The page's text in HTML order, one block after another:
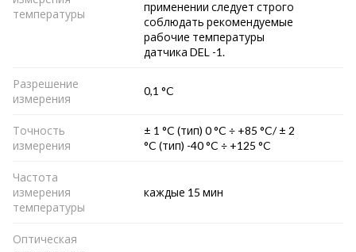
температуры
применении следует строго
соблюдать рекомендуемые
рабочие температуры
датчика DEL -1.
Разрешение
измерения
0,1 °C
Точность
измерения
± 1 °C (тип) 0 °C ÷ +85 °C/ ± 2
°C (тип) -40 °C ÷ +125 °C
Частота
измерения
температуры
каждые 15 мин
Оптическая